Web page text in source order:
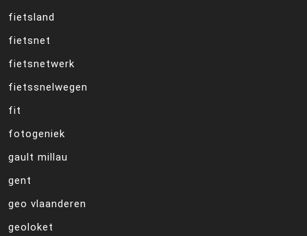
fietsland
fietsnet
fietsnetwerk
fietssnelwegen
fit
fotogeniek
gault millau
gent
geo vlaanderen
geoloket